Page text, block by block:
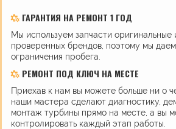
ГАРАНТИЯ НА РЕМОНТ 1 ГОД
Мы используем запчасти оригинальные
проверенных брендов, поэтому мы даем
ограничения пробега.
РЕМОНТ ПОД КЛЮЧ НА МЕСТЕ
Приехав к нам вы можете больше ни о
наши мастера сделают диагностику,
монтаж турбины прямо на месте, а вы
контролировать каждый этап работы.